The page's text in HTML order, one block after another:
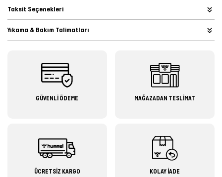
Taksit Seçenekleri
Yıkama & Bakım Talimatları
GÜVENLİ ÖDEME MAĞAZADAN TESLİMAT
ÜCRETSİZ KARGO
KOLAY İADE